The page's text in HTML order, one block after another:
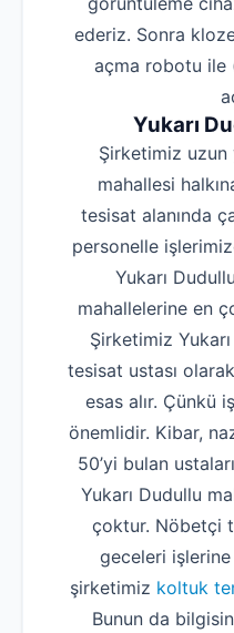
ederiz. Sonra klozet
açma robotu ile
Yukarı
Şirketimiz uzun
mahallesi
tesisat alanında
personelle
Yukarı
mahallelerine en
Şirketimiz
tesisat ustası
esas alır. Çünkü
önemlidir. Kibar,
50’yi bulan
Yukarı Dudullu
çoktur. Nöbetçi
geceleri işlerine
şirketimiz koltuk
Bunun da